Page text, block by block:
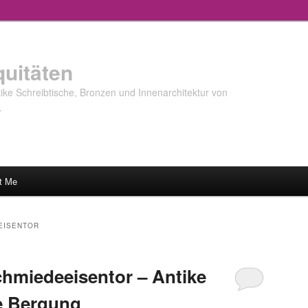
Schreibtische, Bronzen und Innenarchitektur von
Me
– Antike